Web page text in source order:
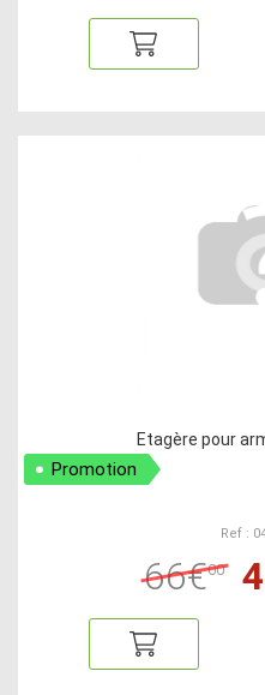
Etagère pour
Promotion
Ref :
66€00